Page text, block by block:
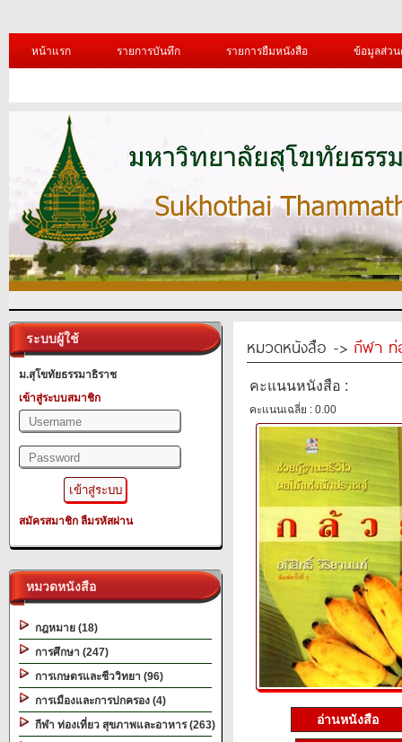
หน้าแรก รายการบันทึก รายการยืมหนังสือ ข้อมูลส่ว
ระบบผู้ใช้
ม.สุโขทัยธรรมาธิราช
เข้าสู่ระบบสมาชิก
สมัครสมาชิก ลืมรหัสผ่าน
หมวดหนังสือ
กฎหมาย (18)
การศึกษา (247)
การเกษตรและชีววิทยา (96)
การเมืองและการปกครอง (4)
กีฬา ท่องเที่ยว สุขภาพและอาหาร (263)
หมวดหนังสือ -> กีฬา ท่
คะแนนหนังสือ :
คะแนนเฉลี่ย : 0.00
อ่านหนังสือ